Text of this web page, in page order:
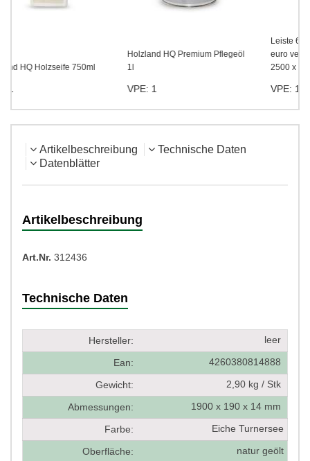
Holzland HQ Premium Pflegeöl
1l
Leiste 6186 16/40mm Eiche
euro versieg.
Artikelbeschreibung
Technische Daten
Datenblätter
Artikelbeschreibung
Art.Nr. 312436
Technische Daten
Hersteller: leer
Ean: 4260380814888
Gewicht: 2,90 kg / Stk
Abmessungen: 1900 x 190 x 14 mm
Farbe: Eiche Turnersee
Oberfläche: natur geölt